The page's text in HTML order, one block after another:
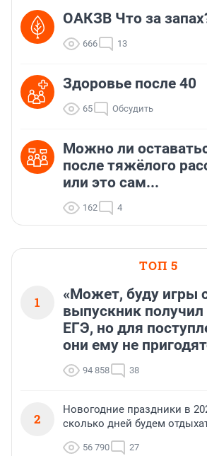
ОАКЗВ Что за
666 13
Здоровье после 40
65 Обсудить
Можно ли
после тяжёлого
или это сам...
162 4
ТОП 5
1
«Может, буду игры
выпускник получил
ЕГЭ, но для
они ему не
94 858 38
2
Новогодние праздники в
сколько дней будем
56 790 27